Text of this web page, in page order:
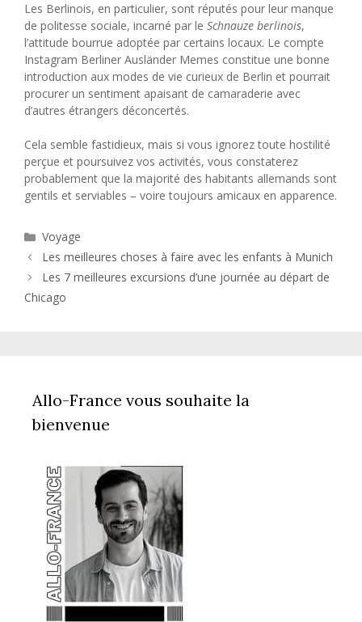
Les Berlinois, en particulier, sont réputés pour leur manque
de politesse sociale, incarné par le Schnauze berlinois,
l’attitude bourrue adoptée par certains locaux. Le compte
Instagram Berliner Ausländer Memes constitue une bonne
introduction aux modes de vie curieux de Berlin et pourrait
procurer un sentiment apaisant de camaraderie avec
d’autres étrangers déconcertés.
Cela semble fastidieux, mais si vous ignorez toute hostilité
perçue et poursuivez vos activités, vous constaterez
probablement que la majorité des habitants allemands sont
gentils et serviables – voire toujours amicaux en apparence.
Catégories
Voyage
Les meilleures choses à faire avec les enfants à Munich
Les 7 meilleures excursions d’une journée au départ de
Chicago
Allo-France vous souhaite la
bienvenue